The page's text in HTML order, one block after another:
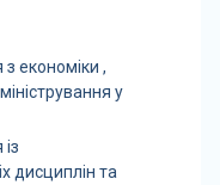
з економіки ,
у
дисциплін та